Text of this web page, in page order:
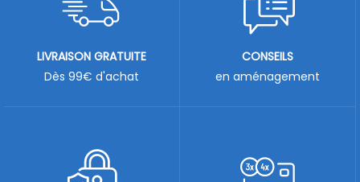
LIVRAISON GRATUITE
Dès 99€ d'achat
CONSEILS
en aménagement